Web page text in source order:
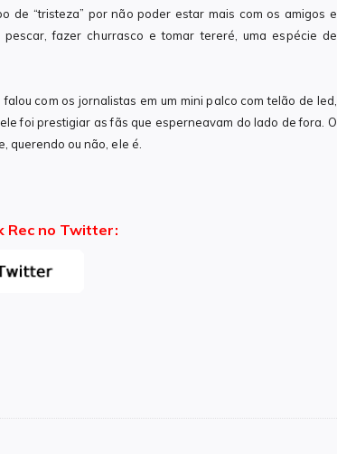
de “tristeza” por não poder estar mais com os amigos e
fazer churrasco e tomar tereré, uma espécie de
com os jornalistas em um mini palco com telão de led,
foi prestigiar as fãs que esperneavam do lado de fora. O
querendo ou não, ele é.
Rec no Twitter: